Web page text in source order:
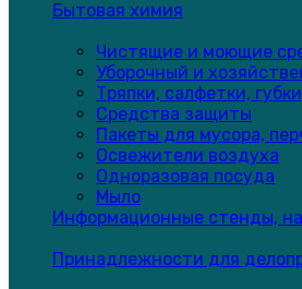
Бытовая химия
Чистящие и моющие
Уборочный и
Тряпки, салфетки,
Средства защиты
Пакеты для мусора,
Освежители воздуха
Одноразовая посуда
Мыло
Информационные стенды,
Принадлежности для